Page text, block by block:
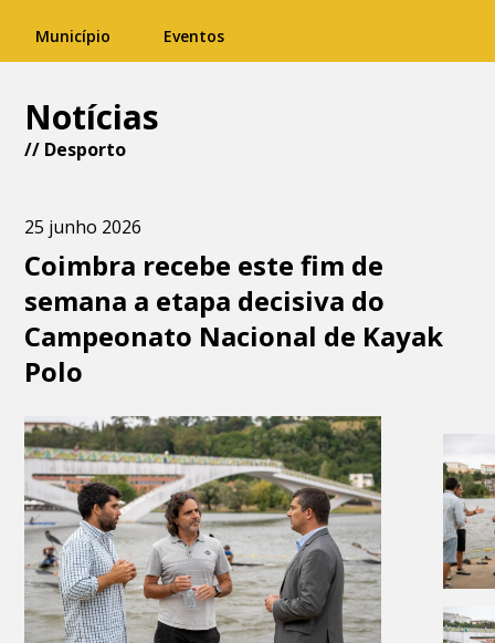
Município Eventos
Notícias
// Desporto
25 junho 2026
Coimbra recebe este fim de
semana a etapa decisiva do
Campeonato Nacional de Kayak
Polo